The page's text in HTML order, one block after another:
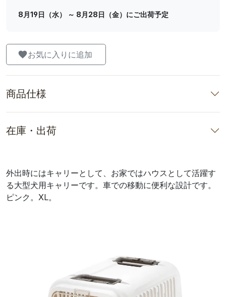
8月19日（水） ～ 8月28日（金）にご出荷予定
お気に入りに追加
商品仕様
在庫・出荷
外出時にはキャリーとして、お家ではハウスとして活躍す
る大型犬用キャリーです。車での移動に便利な設計です。
ピンク。XL。